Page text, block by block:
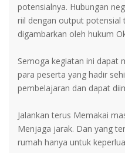
potensialnya. Hubungan
riil dengan output potensial
digambarkan oleh hukum
Semoga kegiatan ini dapat
para peserta yang hadir
pembelajaran dan dapat
Jalankan terus Memakai
Menjaga jarak. Dan yang
rumah hanya untuk